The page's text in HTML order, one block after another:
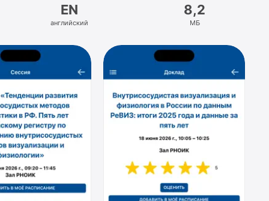
EN
английский
8,2
МБ